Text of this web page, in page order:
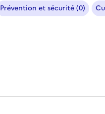
Prévention et sécurité (0)